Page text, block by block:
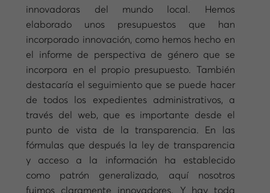
innovadoras del mundo local. Hemos
elaborado unos presupuestos que han
incorporado innovación, como hemos hecho en
el informe de perspectiva de género que se
incorpora en el propio presupuesto. También
destacaría el seguimiento que se puede hacer
de todos los expedientes administrativos, a
través del web, que es importante desde el
punto de vista de la transparencia. En las
fórmulas que después la ley de transparencia
y acceso a la información ha establecido
como patrón generalizado, aquí nosotros
fuimos claramente innovadores. Y hay toda